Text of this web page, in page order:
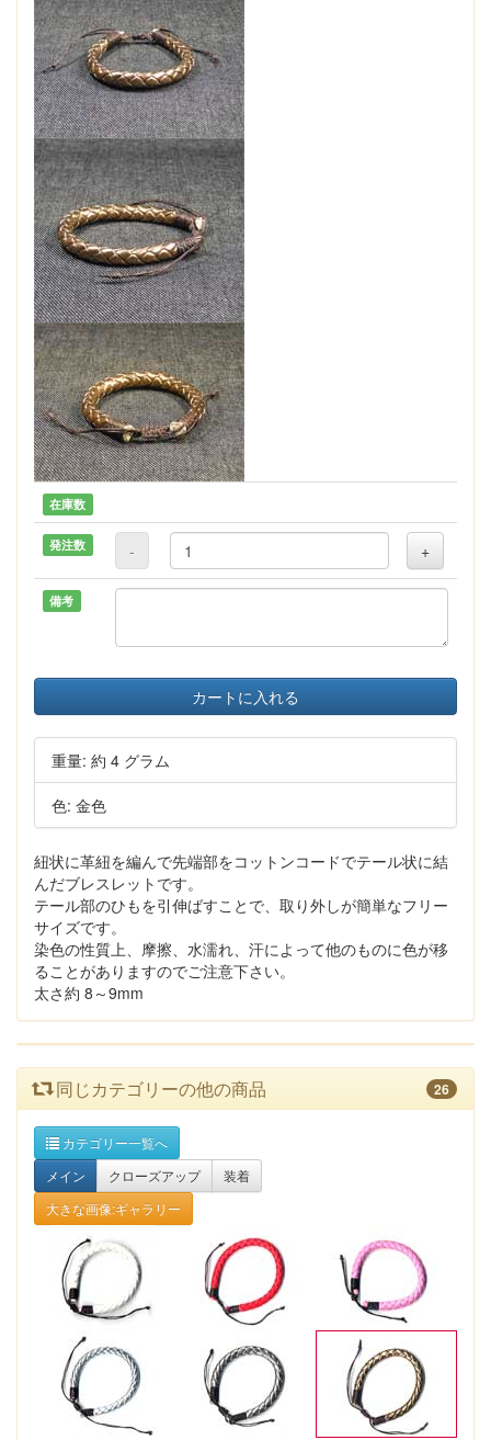
在庫数
発注数 - +
備考
カートに入れる
重量: 約 4 グラム
色: 金色
紐状に革紐を編んで先端部をコットンコードでテール状に結
んだブレスレットです。
テール部のひもを引伸ばすことで、取り外しが簡単なフリー
サイズです。
染色の性質上、摩擦、水濡れ、汗によって他のものに色が移
ることがありますのでご注意下さい。
太さ約 8～9mm
同じカテゴリーの他の商品 26
カテゴリー一覧へ
メイン
クローズアップ
装着
大きな画像:ギャラリー